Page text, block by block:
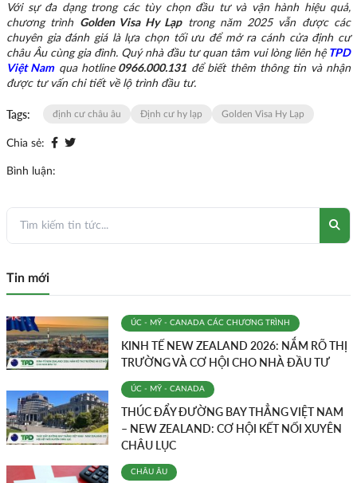
Với sự đa dạng trong các tùy chọn đầu tư và vận hành hiệu quả,
chương trình
Golden Visa Hy Lạptrong năm 2025 vẫn được các
chuyên gia đánh giá là lựa chọn tối ưu để mở ra cánh cửa định cư
châu Âu cùng gia đình. Quý nhà đầu tư quan tâm vui lòng liên hệTPD
Việt Namqua hotline0966.000.131 để biết thêm thông tin và nhận
được tư vấn chi tiết về lộ trình đầu tư.
Tags: định cư châu âu Định cư hy lạp Golden Visa Hy Lạp
Chia sẻ:
Bình luận:
Tin mới
ÚC - MỸ - CANADA CÁC CHƯƠNG TRÌNH
KINH TẾ NEW ZEALAND 2026: NẮM RÕ THỊ
TRƯỜNG VÀ CƠ HỘI CHO NHÀ ĐẦU TƯ
ÚC - MỸ - CANADA
THÚC ĐẨY ĐƯỜNG BAY THẲNG VIỆT NAM
– NEW ZEALAND: CƠ HỘI KẾT NỐI XUYÊN
CHÂU LỤC
CHÂU ÂU